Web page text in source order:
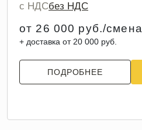
с НДСбез НДС
от 26 000 руб./смена
+ доставка от 20 000 руб.
ПОДРОБНЕЕ